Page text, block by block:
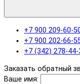
+7 900 209-60-
+7 900 202-66-
+7 (342) 278-
Заказать обратный
Ваше имя: